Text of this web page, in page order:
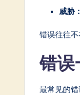
&
威胁：
错误往往
错误
最常见的